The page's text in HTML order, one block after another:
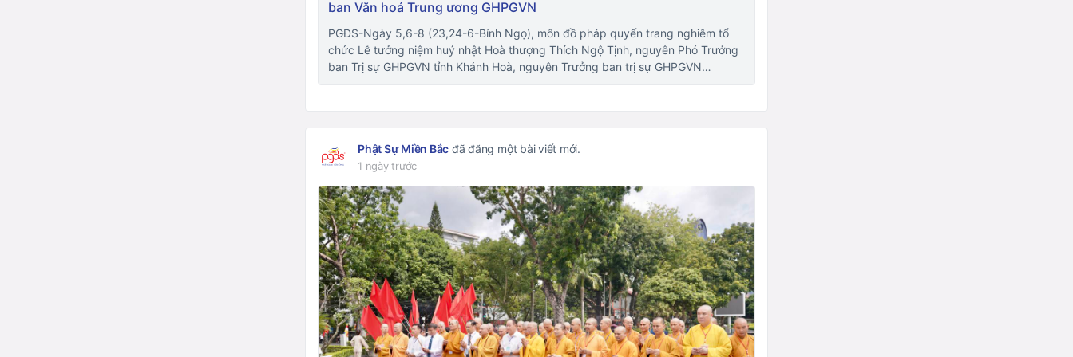
ban Văn hoá Trung ương GHPGVN
PGĐS-Ngày 5,6-8 (23,24-6-Bính Ngọ), môn đồ pháp quyến trang nghiêm tổ
chức Lễ tưởng niệm huý nhật Hoà thượng Thích Ngộ Tịnh, nguyên Phó Trưởng
ban Trị sự GHPGVN tỉnh Khánh Hoà, nguyên Trưởng ban trị sự GHPGVN…
Phật Sự Miền Bắc đã đăng một bài viết mới.
1 ngày trước